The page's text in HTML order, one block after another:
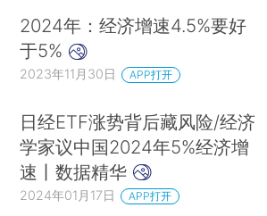
2024年：经济增速4.5%要好
于5%
2023年11月30日 APP打开
日经ETF涨势背后藏风险/经济
学家议中国2024年5%经济增
速丨数据精华
2024年01月17日 APP打开